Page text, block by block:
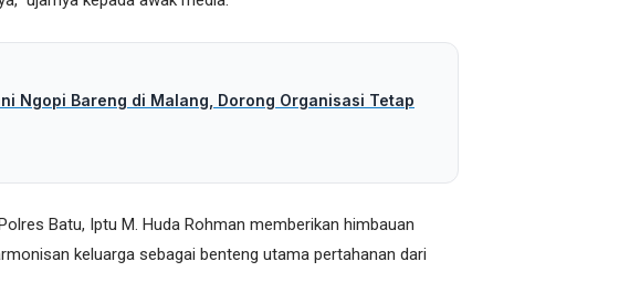
Ngopi Bareng di Malang, Dorong Organisasi Tetap
Batu, Iptu M. Huda Rohman memberikan himbauan
keluarga sebagai benteng utama pertahanan dari